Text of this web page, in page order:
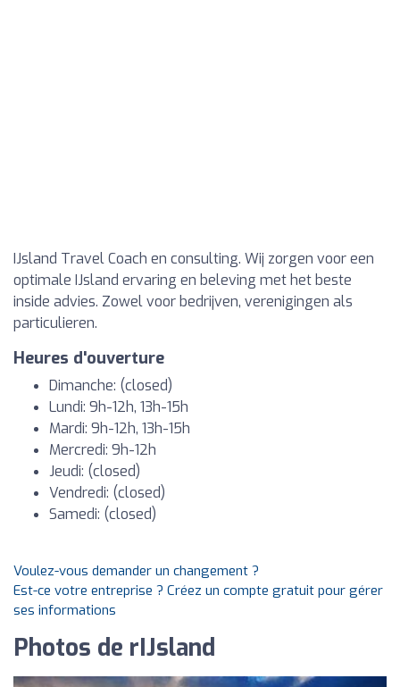
IJsland Travel Coach en consulting. Wij zorgen voor een
optimale IJsland ervaring en beleving met het beste
inside advies. Zowel voor bedrijven, verenigingen als
particulieren.
Heures d'ouverture
Dimanche: (closed)
Lundi: 9h-12h, 13h-15h
Mardi: 9h-12h, 13h-15h
Mercredi: 9h-12h
Jeudi: (closed)
Vendredi: (closed)
Samedi: (closed)
Voulez-vous demander un changement ?
Est-ce votre entreprise ? Créez un compte gratuit pour gérer
ses informations
Photos de rIJsland